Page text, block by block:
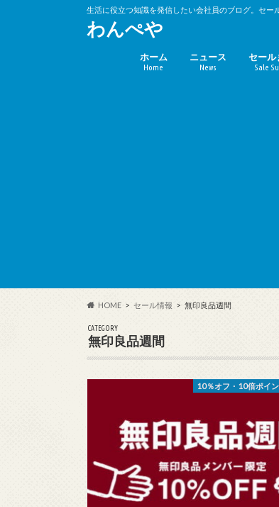
生活に役立つ知識を発信したい会社員のブログ。セー
わんぺや
ホーム
Home
ニュース
News
セール
Sale
HOME セール情報 無印良品週間
CATEGORY
無印良品週間
10％オフ・10倍ポイ